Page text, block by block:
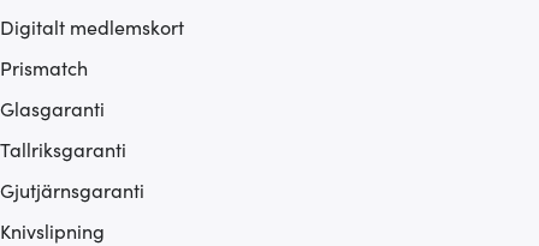
Digitalt medlemskort
Prismatch
Glasgaranti
Tallriksgaranti
Gjutjärnsgaranti
Knivslipning